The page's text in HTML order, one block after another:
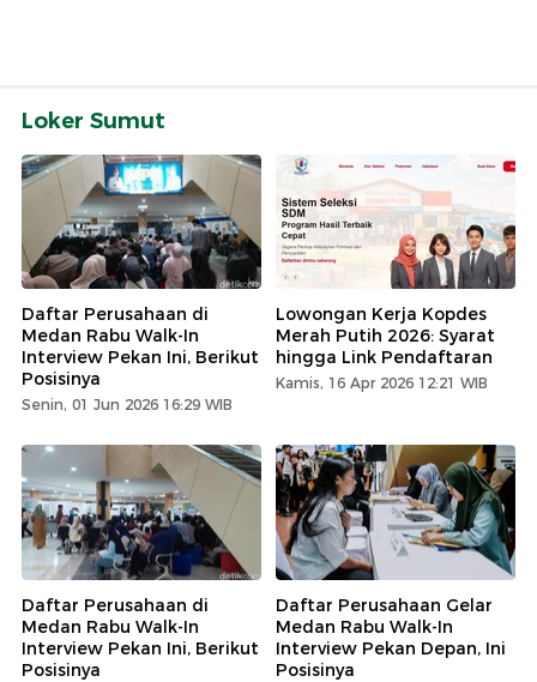
Loker Sumut
Daftar Perusahaan di
Medan Rabu Walk-In
Interview Pekan Ini, Berikut
Posisinya
Senin, 01 Jun 2026 16:29 WIB
Lowongan Kerja Kopdes
Merah Putih 2026: Syarat
hingga Link Pendaftaran
Kamis, 16 Apr 2026 12:21 WIB
Daftar Perusahaan di
Medan Rabu Walk-In
Interview Pekan Ini, Berikut
Posisinya
Daftar Perusahaan Gelar
Medan Rabu Walk-In
Interview Pekan Depan, Ini
Posisinya